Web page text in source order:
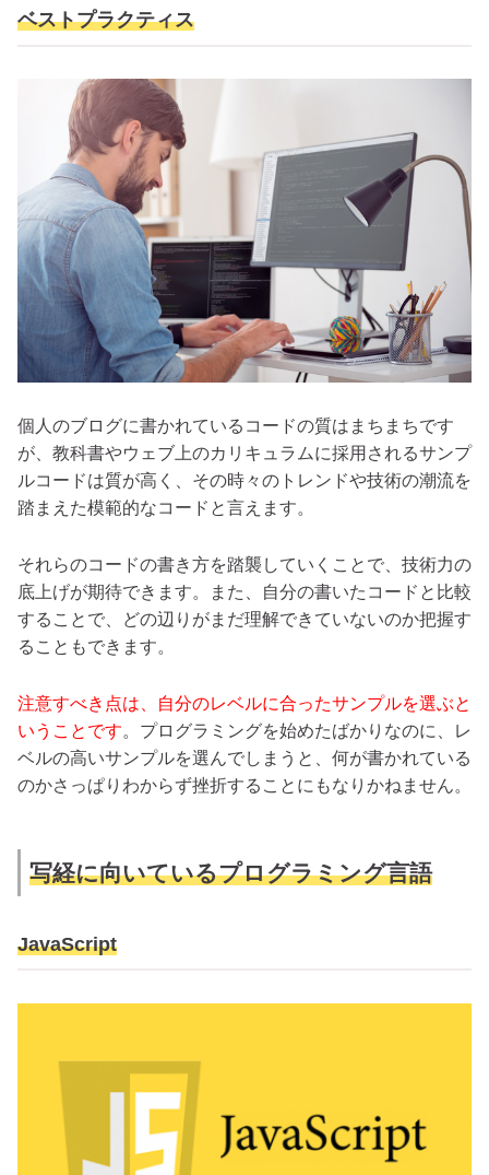
ベストプラクティス
個人のブログに書かれているコードの質はまちまちです
が、教科書やウェブ上のカリキュラムに採用されるサンプ
ルコードは質が高く、その時々のトレンドや技術の潮流を
踏まえた模範的なコードと言えます。
それらのコードの書き方を踏襲していくことで、技術力の
底上げが期待できます。また、自分の書いたコードと比較
することで、どの辺りがまだ理解できていないのか把握す
ることもできます。
注意すべき点は、自分のレベルに合ったサンプルを選ぶと
いうことです。プログラミングを始めたばかりなのに、レ
ベルの高いサンプルを選んでしまうと、何が書かれている
のかさっぱりわからず挫折することにもなりかねません。
写経に向いているプログラミング言語
JavaScript